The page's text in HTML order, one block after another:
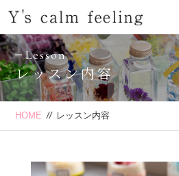
Lesson
レッスン内容
HOME // レッスン内容